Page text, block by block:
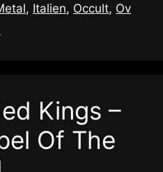
, Italien, Occult, Ov
Kings –
Of The